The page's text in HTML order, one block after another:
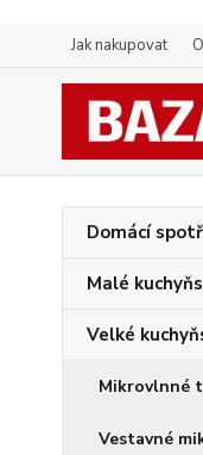
Jak nakupovat
Domácí
Malé
Velké
Mikrovlnné
Vestavné